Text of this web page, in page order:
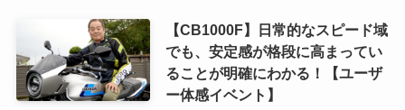
【CB1000F】日常的なスピード域
でも、安定感が格段に高まってい
ることが明確にわかる！【ユーザ
ー体感イベント】